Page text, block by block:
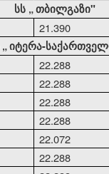
სს „თბილგაზი"
21.390
„იტერა-
22.288
22.288
22.288
22.288
22.072
22.288